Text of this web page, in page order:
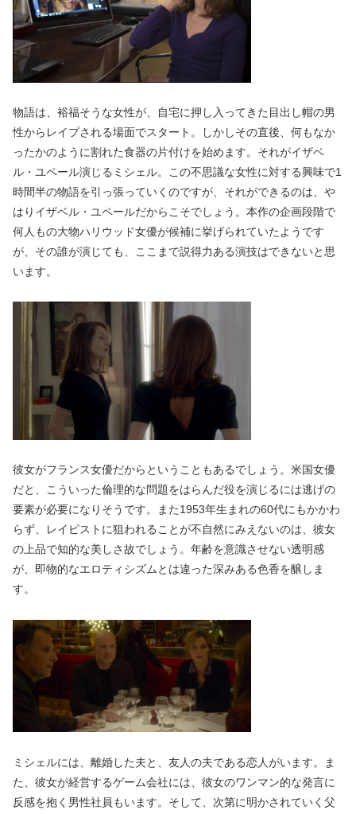
物語は、裕福そうな女性が、自宅に押し入ってきた目出し帽の男
性からレイプされる場面でスタート。しかしその直後、何もなか
ったかのように割れた食器の片付けを始めます。それがイザベ
ル・ユペール演じるミシェル。この不思議な女性に対する興味で1
時間半の物語を引っ張っていくのですが、それができるのは、や
はりイザベル・ユペールだからこそでしょう。本作の企画段階で
何人もの大物ハリウッド女優が候補に挙げられていたようです
が、その誰が演じても、ここまで説得力ある演技はできないと思
います。
彼女がフランス女優だからということもあるでしょう。米国女優
だと、こういった倫理的な問題をはらんだ役を演じるには逃げの
要素が必要になりそうです。また1953年生まれの60代にもかかわ
らず、レイピストに狙われることが不自然にみえないのは、彼女
の上品で知的な美しさ故でしょう。年齢を意識させない透明感
が、即物的なエロティシズムとは違った深みある色香を醸しま
す。
ミシェルには、離婚した夫と、友人の夫である恋人がいます。ま
た、彼女が経営するゲーム会社には、彼女のワンマン的な発言に
反感を抱く男性社員もいます。そして、次第に明かされていく父